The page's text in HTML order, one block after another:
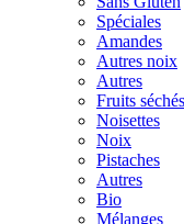
Spéciales
Amandes
Autres noix
Autres
Fruits séchés
Noisettes
Noix
Pistaches
Autres
Bio
Mélanges